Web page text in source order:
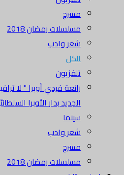
مسرح
مسلسلات رمضان 2018
شعر وادب
الكل
تلفزيون
رائعة فردي أوبرا " لا
الجديد بدار الأوبرا
سينما
شعر وادب
مسرح
مسلسلات رمضان 2018